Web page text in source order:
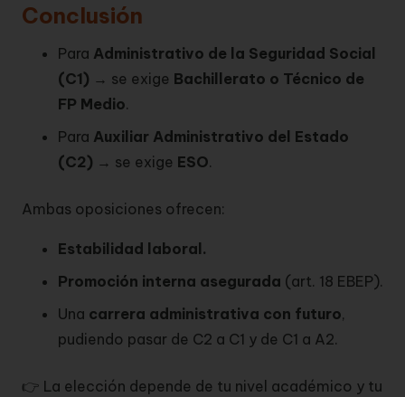
Conclusión
Para Administrativo de la Seguridad Social
(C1) → se exige Bachillerato o Técnico de
FP Medio.
Para Auxiliar Administrativo del Estado
(C2) → se exige ESO.
Ambas oposiciones ofrecen:
Estabilidad laboral.
Promoción interna asegurada (art. 18 EBEP).
Una carrera administrativa con futuro,
pudiendo pasar de C2 a C1 y de C1 a A2.
👉 La elección depende de tu nivel académico y tu